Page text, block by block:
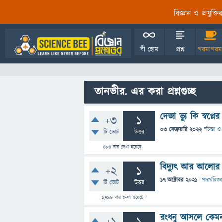
বিজ্ঞান ও
বী হোম প্রশ্ন
তানভীর. এর করা প্রশ্নগুচ্ছ
+3
টি ভোট
1
উত্তর
484 বার দেখা হয়েছে
দেজা ভ্যু কি
03 ফেব্রুয়ারি 2022 "চিন্তা
+2
টি ভোট
1
উত্তর
1,798বার দেখা হয়েছে
বিদ্যুৎ আর আলোর
17 অক্টোবর 2021 "
রংধনু আসলে